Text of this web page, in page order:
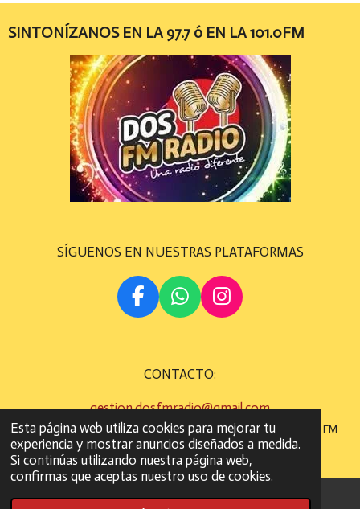
Esta página web utiliza cookies para mejorar tu
experiencia y mostrar anuncios diseñados a medida.
Si continúas utilizando nuestra página web,
confirmas que aceptas nuestro uso de cookies.
SINTONÍZANOS EN LA 97.7 ó EN LA 101.0FM
SÍGUENOS EN NUESTRAS PLATAFORMAS
F
A
B
O
O
K
W
H
S
A
P
P
I
N
G
R
A
M
CONTACTO:
gestion.dosfmradio@gmail.com
©Todos los derechos son reservados
2022 - 2023 DOS FM
RADIO